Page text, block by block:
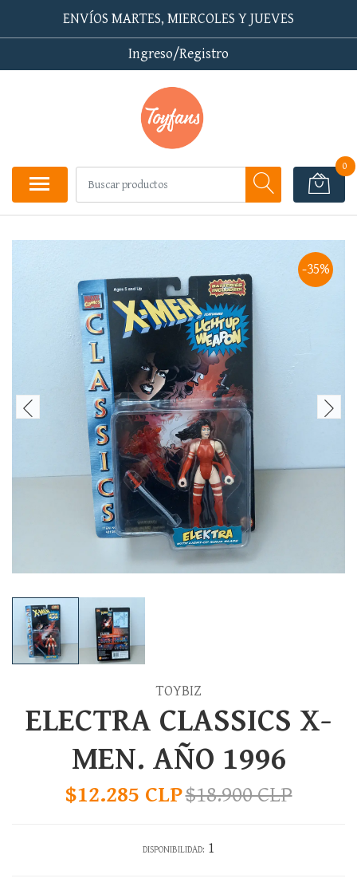
ENVÍOS MARTES, MIERCOLES Y JUEVES
Ingreso/Registro
0
-35%
TOYBIZ
ELECTRA CLASSICS X-
MEN. AÑO 1996
$12.285 CLP$18.900 CLP
DISPONIBILIDAD: 1